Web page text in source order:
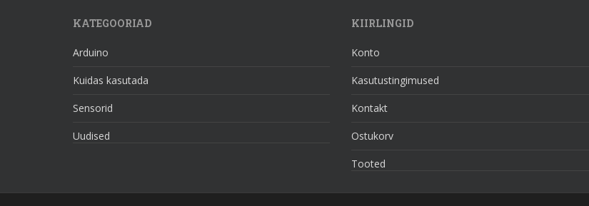
KATEGOORIAD
Arduino
Kuidas kasutada
Sensorid
Uudised
KIIRLINGID
Konto
Kasutustingimused
Kontakt
Ostukorv
Tooted